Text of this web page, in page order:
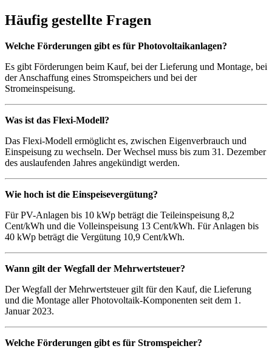
Häufig gestellte Fragen
Welche Förderungen gibt es für Photovoltaikanlagen?
Es gibt Förderungen beim Kauf, bei der Lieferung und Montage, bei
der Anschaffung eines Stromspeichers und bei der
Stromeinspeisung.
Was ist das Flexi-Modell?
Das Flexi-Modell ermöglicht es, zwischen Eigenverbrauch und
Einspeisung zu wechseln. Der Wechsel muss bis zum 31. Dezember
des auslaufenden Jahres angekündigt werden.
Wie hoch ist die Einspeisevergütung?
Für PV-Anlagen bis 10 kWp beträgt die Teileinspeisung 8,2
Cent/kWh und die Volleinspeisung 13 Cent/kWh. Für Anlagen bis
40 kWp beträgt die Vergütung 10,9 Cent/kWh.
Wann gilt der Wegfall der Mehrwertsteuer?
Der Wegfall der Mehrwertsteuer gilt für den Kauf, die Lieferung
und die Montage aller Photovoltaik-Komponenten seit dem 1.
Januar 2023.
Welche Förderungen gibt es für Stromspeicher?